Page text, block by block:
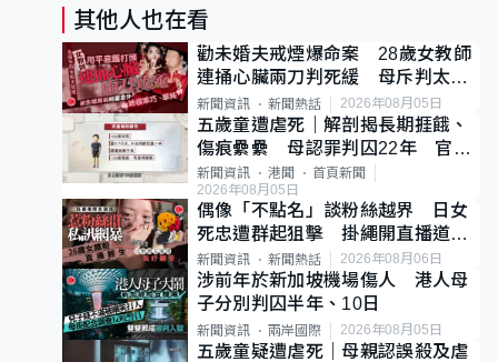
其他人也在看
勸未婚夫戒煙爆命案 28歲女教師
連捅心臟兩刀判死緩 母斥判太重
已上訴
新聞資訊 新聞熱話 2026年08月05日
五歲童遭虐死｜解剖揭長期捱餓、
傷痕纍纍 母認罪判囚22年 官斥
冷血：同類案最惡劣
新聞資訊 港聞
首頁新聞
2026年08月05日
偶像「不點名」談粉絲越界 日女
死忠遭群起狙擊 掛繩開直播道歉
後輕生
新聞資訊 新聞熱話 2026年08月06日
涉前年於新加坡機場傷人 港人母
子分別判囚半年、10日
新聞資訊 兩岸國際 2026年08月05日
五歲童疑遭虐死｜母親認誤殺及虐